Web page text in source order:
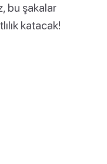
bu şakalar
katacak!